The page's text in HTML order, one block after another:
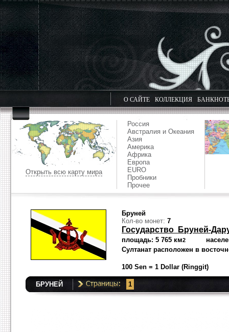
О САЙТЕ КОЛЛЕКЦИЯ
Открыть всю карту мира
Россия
Австралия и Океания
Азия
Америка
Африка
Европа
EURO
Пробники
Прочее
Бруней
Кол-во монет: 7
Государство Бруней-
площадь: 5 765 км2
Султанат расположен в
100 Sen = 1 Dollar (Ringgit)
БРУНЕЙ 1